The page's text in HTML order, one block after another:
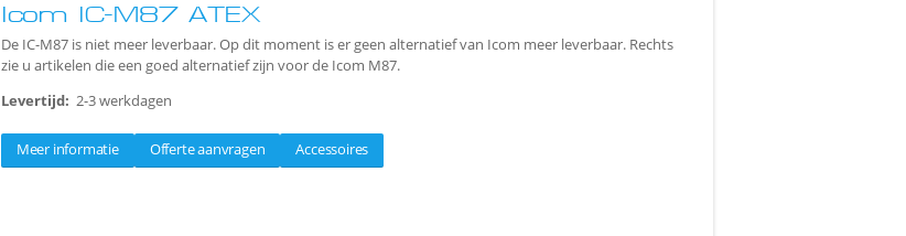
Icom IC-M87 ATEX
De IC-M87 is niet meer leverbaar. Op dit moment is er geen alternatief van Icom meer leverbaar. Rechts
zie u artikelen die een goed alternatief zijn voor de Icom M87.
Levertijd: 2-3 werkdagen
Meer informatie Offerte aanvragen Accessoires